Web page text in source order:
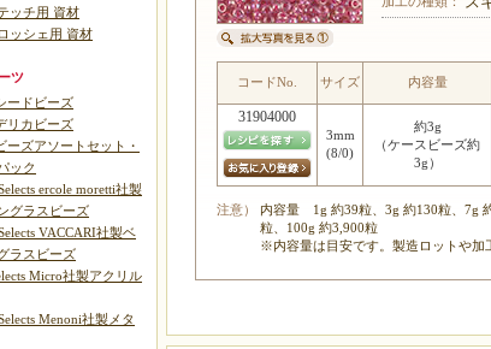
コードNo. サイズ 内容量
31904000
3mm
(8/0)
約3g
（ケースビーズ約
3g）
注意）
内容量 1g 約39粒、3g 約130粒、7g
粒、100g 約3,900粒
※内容量は目安です。製造ロットや加
ッチ用 資材
ッシェ用 資材
ツ
ードビーズ
リカビーズ
ズアソートセット・
ック
ercole moretti社製
グラスビーズ
VACCARI社製ベ
ラスビーズ
Micro社製アクリル
Menoni社製メタ